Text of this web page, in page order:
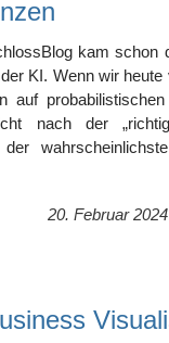
kam schon
KI. Wenn wir
auf
nach der
20. Februar